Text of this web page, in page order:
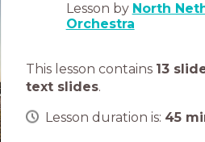
Lesson by North
Orchestra
This lesson contains 13
text slides.
Lesson duration is: 45